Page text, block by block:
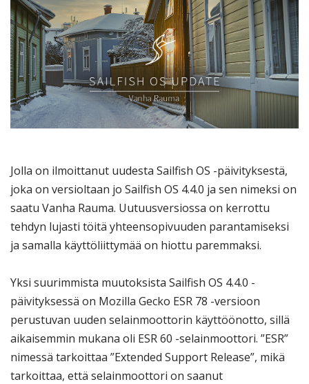
Jolla on ilmoittanut uudesta Sailfish OS -päivityksestä,
joka on versioltaan jo Sailfish OS 4.4.0 ja sen nimeksi on
saatu Vanha Rauma. Uutuusversiossa on kerrottu
tehdyn lujasti töitä yhteensopivuuden parantamiseksi
ja samalla käyttöliittymää on hiottu paremmaksi.
Yksi suurimmista muutoksista Sailfish OS 4.4.0 -
päivityksessä on Mozilla Gecko ESR 78 -versioon
perustuvan uuden selainmoottorin käyttöönotto, sillä
aikaisemmin mukana oli ESR 60 -selainmoottori. ”ESR”
nimessä tarkoittaa ”Extended Support Release”, mikä
tarkoittaa, että selainmoottori on saanut